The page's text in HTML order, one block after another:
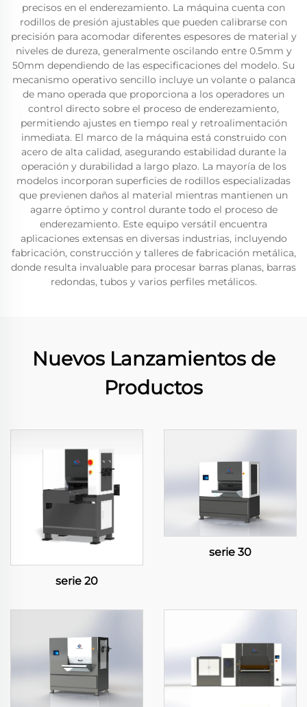
precisos en el enderezamiento. La máquina cuenta con
rodillos de presión ajustables que pueden calibrarse con
precisión para acomodar diferentes espesores de material y
niveles de dureza, generalmente oscilando entre 0.5mm y
50mm dependiendo de las especificaciones del modelo. Su
mecanismo operativo sencillo incluye un volante o palanca
de mano operada que proporciona a los operadores un
control directo sobre el proceso de enderezamiento,
permitiendo ajustes en tiempo real y retroalimentación
inmediata. El marco de la máquina está construido con
acero de alta calidad, asegurando estabilidad durante la
operación y durabilidad a largo plazo. La mayoría de los
modelos incorporan superficies de rodillos especializadas
que previenen daños al material mientras mantienen un
agarre óptimo y control durante todo el proceso de
enderezamiento. Este equipo versátil encuentra
aplicaciones extensas en diversas industrias, incluyendo
fabricación, construcción y talleres de fabricación metálica,
donde resulta invaluable para procesar barras planas, barras
redondas, tubos y varios perfiles metálicos.
Nuevos Lanzamientos de
Productos
serie 20
serie 30